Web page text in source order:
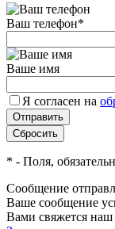
Ваш телефон*
Ваше имя
Я согласен на
* - Поля,
Сообщение
Ваше сообщение
Вами свяжется наш